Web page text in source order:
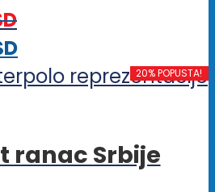
mogu
biti
izabrane
stranici
proizvoda.
Ovaj
proizvod
varijanti.
20% POPUSTA!
ranac Srbije